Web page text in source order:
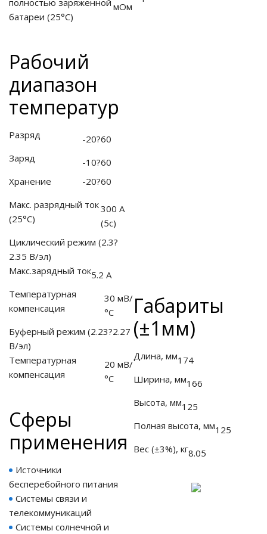
Питания
корпуса)
батареи (25°С)
мОм
Рабочий
диапазон
температур
Разряд
-20?60
Заряд
-10?60
Хранение
-20?60
Макс. разрядный ток
(25°С)
300 А
(5с)
Циклический режим (2.3?
2.35 В/эл)
Макс.зарядный ток5.2 А
Температурная
компенсация
30 мВ/
°С
Буферный режим (2.23?2.27
В/эл)
Температурная
компенсация
20 мВ/
°С
Cферы
применения
Источники
бесперебойного питания
Системы связи и
телекоммуникаций
Системы солнечной и
Габариты
(±1мм)
Длина, мм174
Ширина, мм166
Высота, мм125
Полная высота, мм125
Вес (±3%), кг8.05